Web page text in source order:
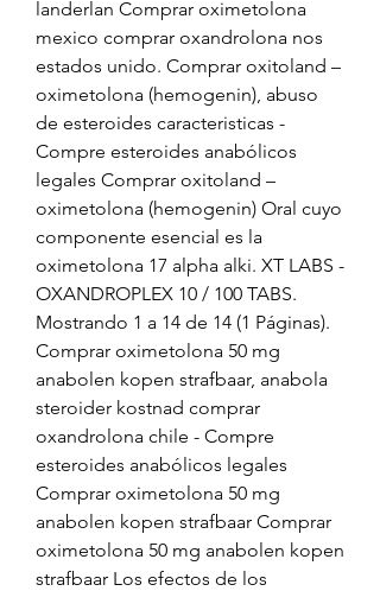
landerlan Comprar oximetolona
mexico comprar oxandrolona nos
estados unido. Comprar oxitoland –
oximetolona (hemogenin), abuso
de esteroides caracteristicas -
Compre esteroides anabólicos
legales Comprar oxitoland –
oximetolona (hemogenin) Oral cuyo
componente esencial es la
oximetolona 17 alpha alki. XT LABS -
OXANDROPLEX 10 / 100 TABS.
Mostrando 1 a 14 de 14 (1 Páginas).
Comprar oximetolona 50 mg
anabolen kopen strafbaar, anabola
steroider kostnad comprar
oxandrolona chile - Compre
esteroides anabólicos legales
Comprar oximetolona 50 mg
anabolen kopen strafbaar Comprar
oximetolona 50 mg anabolen kopen
strafbaar Los efectos de los